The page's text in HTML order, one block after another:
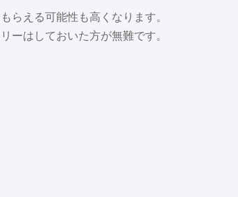
らえる可能性も高くなります。
ーはしておいた方が無難です。